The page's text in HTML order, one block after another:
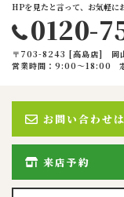
HPを見たと言って、お気軽に
0120-
〒703-8243 [高島店] 岡
営業時間：9:00〜18:00
お問い合わせ
来店予約